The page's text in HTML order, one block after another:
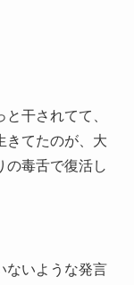
干されてて、
きてたのが、大
の毒舌で復活し
ないような発言